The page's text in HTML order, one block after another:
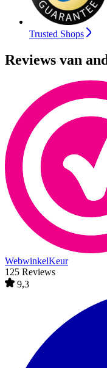
Trusted Shops
Reviews van
WebwinkelKeur
125 Reviews
9,3